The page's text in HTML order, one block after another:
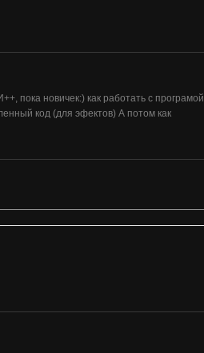
пока новичек:) как работать с програмой
код (для эфектов) А потом как